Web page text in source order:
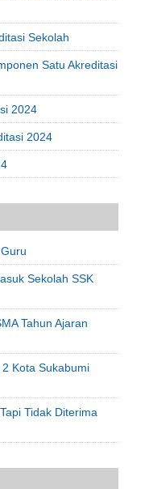
Sekolah
Satu Akreditasi
2024
2024
Sekolah SSK
Tahun Ajaran
Kota Sukabumi
Tidak Diterima